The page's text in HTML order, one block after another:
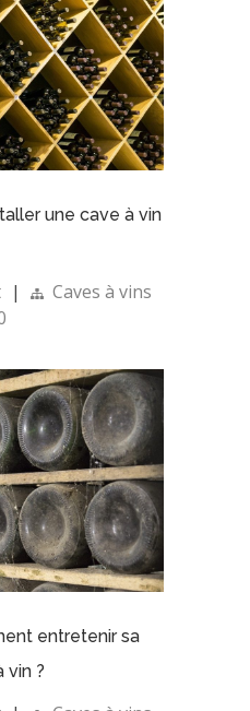
une cave à vin
|
Caves à vins
entretenir sa
vin ?